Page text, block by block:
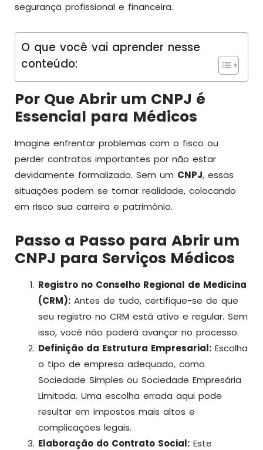
segurança profissional e financeira.
O que você vai aprender nesse
conteúdo:
Por Que Abrir um CNPJ é
Essencial para Médicos
Imagine enfrentar problemas com o fisco ou
perder contratos importantes por não estar
devidamente formalizado. Sem um CNPJ, essas
situações podem se tornar realidade, colocando
em risco sua carreira e patrimônio.
Passo a Passo para Abrir um
CNPJ para Serviços Médicos
Registro no Conselho Regional de Medicina
(CRM): Antes de tudo, certifique-se de que
seu registro no CRM está ativo e regular. Sem
isso, você não poderá avançar no processo.
Definição da Estrutura Empresarial: Escolha
o tipo de empresa adequado, como
Sociedade Simples ou Sociedade Empresária
Limitada. Uma escolha errada aqui pode
resultar em impostos mais altos e
complicações legais.
Elaboração do Contrato Social: Este